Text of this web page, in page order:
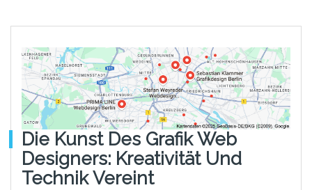
Die Kunst Des Grafik Web
Designers: Kreativität Und
Technik Vereint